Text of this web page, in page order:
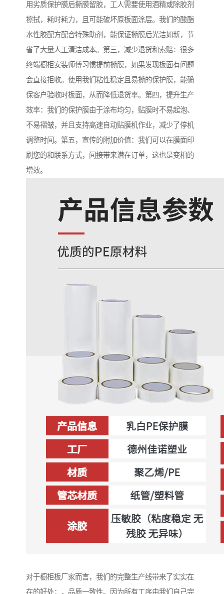
用劣质保护膜后撕膜留胶，工人需要使用酒精或除胶剂
擦拭，耗时耗力，且可能破坏原板面涂层。我们的酸酯
水性胶配方配合特殊助剂，能保证撕膜后光洁如新，节
省了大量人工清洁成本。第三，减少退货和索赔：很多
终端橱柜安装师傅习惯提前撕膜，如果发现板面有问题
会直接拒收。使用我们粘性稳定且易撕的保护膜，能确
保客户验收时板面，从而降低退货率。第四，提升生产
效率：我们的保护膜由于涂布均匀，贴膜时不易起泡、
不易褶皱，并且支持高速自动贴膜机作业，减少了停机
调整时间。第五，宣传的附加价值：我们可以在膜面印
刷您的和联系方式，间接带来潜在订单，这也是变相的
增效。
对于橱柜板厂家而言，我们的完整生产线带来了实实在
在的好处：，品质一致性。因为所有工序由我们自己完